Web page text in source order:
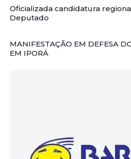
Oficializada candidatura
Deputado
MANIFESTAÇÃO EM DEFESA
EM IPORÁ